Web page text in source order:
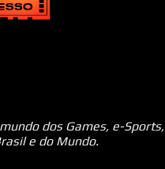
dos Games, e-Sports,
e do Mundo.